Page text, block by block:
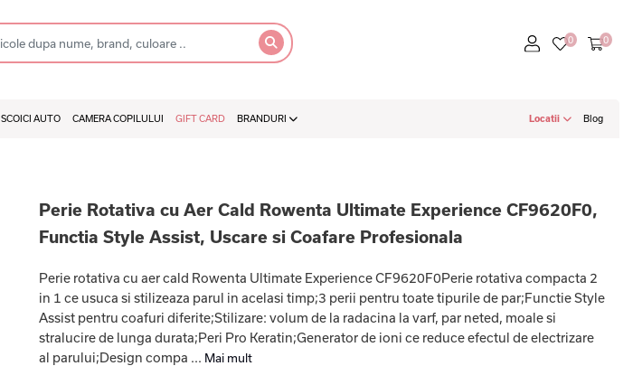
SCOICI AUTO CAMERA COPILULUI GIFT CARD BRANDURI Locatii Blog
Perie Rotativa cu Aer Cald Rowenta Ultimate Experience CF9620F0,
Functia Style Assist, Uscare si Coafare Profesionala
Perie rotativa cu aer cald Rowenta Ultimate Experience CF9620F0Perie rotativa compacta 2
in 1 ce usuca si stilizeaza parul in acelasi timp;3 perii pentru toate tipurile de par;Functie Style
Assist pentru coafuri diferite;Stilizare: volum de la radacina la varf, par neted, moale si
stralucire de lunga durata;Peri Pro Keratin;Generator de ioni ce reduce efectul de electrizare
al parului;Design compa ... Mai mult